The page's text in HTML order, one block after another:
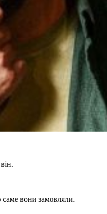
саме вони замовляли.